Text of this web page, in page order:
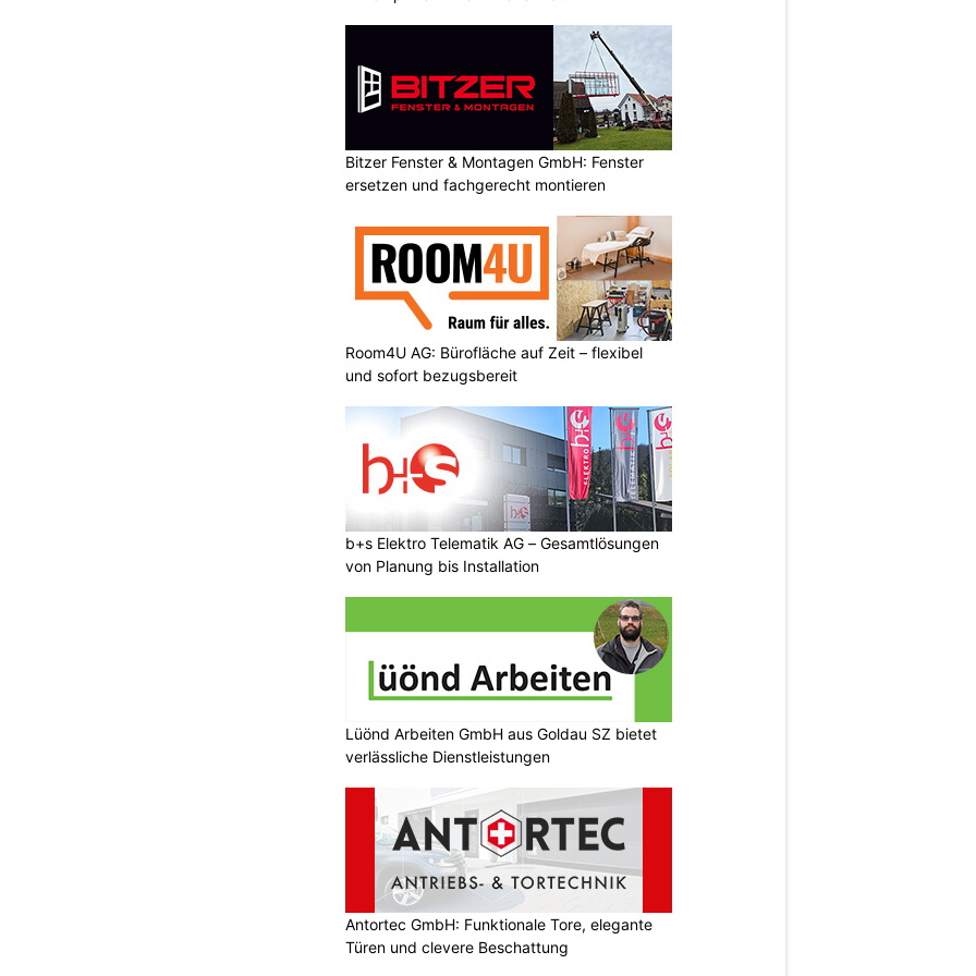
Bitzer Fenster & Montagen GmbH: Fenster
ersetzen und fachgerecht montieren
Room4U AG: Bürofläche auf Zeit – flexibel
und sofort bezugsbereit
b+s Elektro Telematik AG – Gesamtlösungen
von Planung bis Installation
Lüönd Arbeiten GmbH aus Goldau SZ bietet
verlässliche Dienstleistungen
Antortec GmbH: Funktionale Tore, elegante
Türen und clevere Beschattung